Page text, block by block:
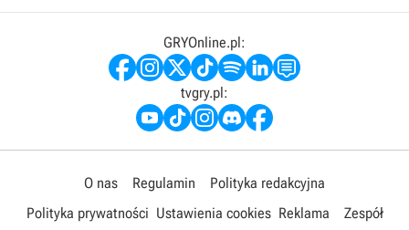
GRYOnline.pl:
tvgry.pl:
O nas Regulamin
Polityka redakcyjna
Polityka prywatności Ustawienia cookies Reklama
Zespół